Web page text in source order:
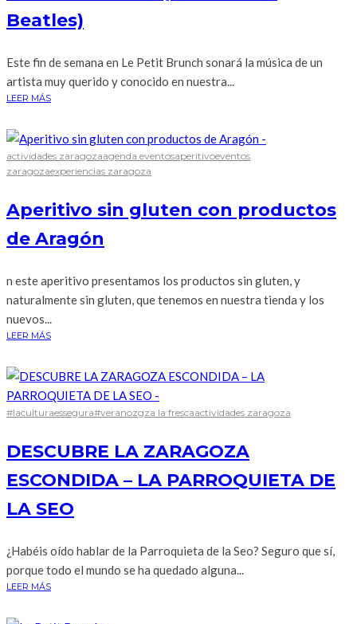
Beatles)
Este fin de semana en Le Petit Brunch sonará la música de un
artista muy querido y conocido en nuestra...
LEER MÁS
actividades zaragozaagenda eventosaperitivoeventos
zaragozaexperiencias zaragoza
Aperitivo sin gluten con productos
de Aragón
n este aperitivo presentamos los productos sin gluten, y
naturalmente sin gluten, que tenemos en nuestra tienda y los
nuevos...
LEER MÁS
#laculturaessegura#veranozgza la frescaactividades zaragoza
DESCUBRE LA ZARAGOZA
ESCONDIDA – LA PARROQUIETA DE
LA SEO
¿Habéis oído hablar de la Parroquieta de la Seo? Seguro que sí,
porque todo el mundo se ha quedado alguna...
LEER MÁS